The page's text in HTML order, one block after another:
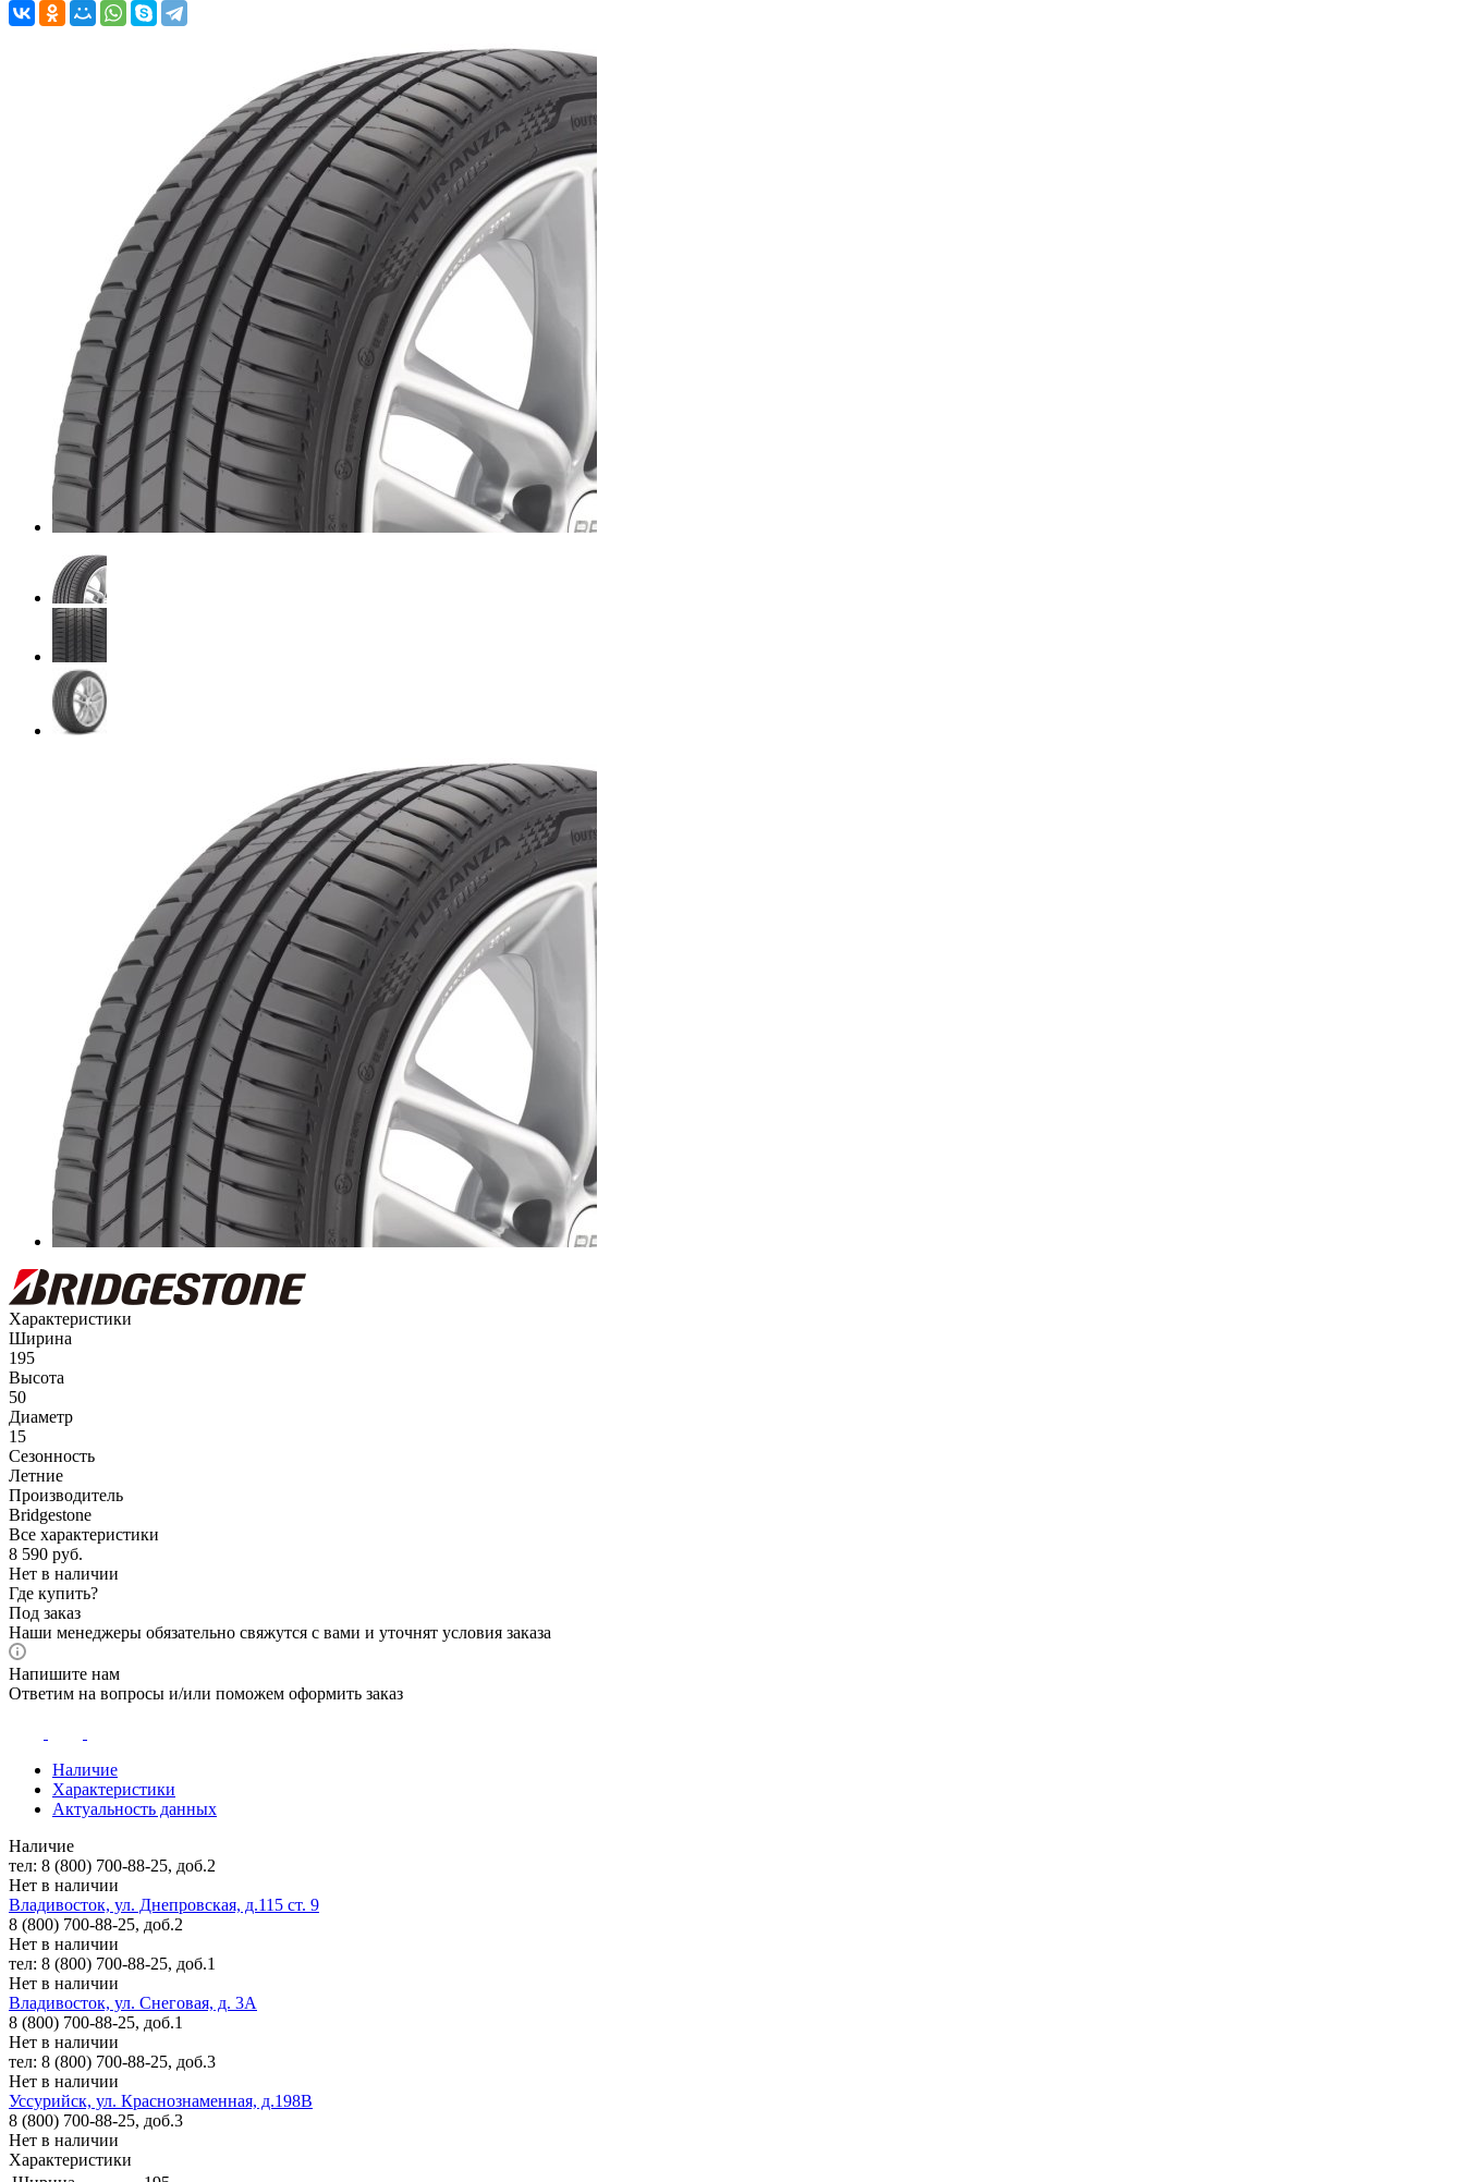
Характеристики
Ширина
195
Высота
50
Диаметр
15
Сезонность
Летние
Производитель
Bridgestone
Все характеристики
8 590 руб.
Нет в наличии
Где купить?
Под заказ
Наши менеджеры обязательно свяжутся с вами и уточнят условия заказа
Напишите нам
Ответим на вопросы и/или поможем оформить заказ
Наличие
Характеристики
Актуальность данных
Наличие
тел: 8 (800) 700-88-25, доб.2
Нет в наличии
Владивосток, ул. Днепровская, д.115 ст. 9
8 (800) 700-88-25, доб.2
Нет в наличии
тел: 8 (800) 700-88-25, доб.1
Нет в наличии
Владивосток, ул. Снеговая, д. 3А
8 (800) 700-88-25, доб.1
Нет в наличии
тел: 8 (800) 700-88-25, доб.3
Нет в наличии
Уссурийск, ул. Краснознаменная, д.198В
8 (800) 700-88-25, доб.3
Нет в наличии
Характеристики